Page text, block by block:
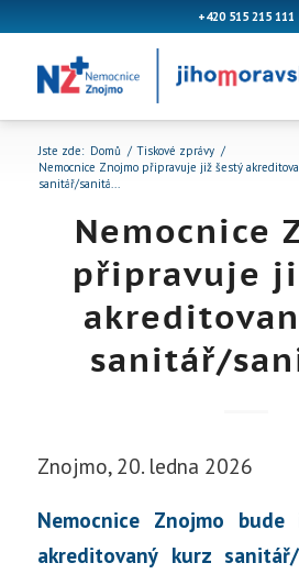
+420 515 215 111
Jste zde: Domů / Tiskové zprávy /
Nemocnice Znojmo připravuje již šestý
sanitář/sanitá...
Nemocnice
připravuje
sanitář/
Znojmo, 20. ledna 2026
Nemocnice Znojmo
akreditovaný kurz